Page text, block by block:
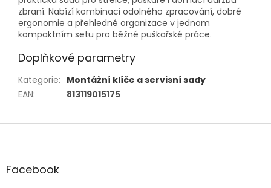
zbraní. Nabízí kombinaci odolného zpracování, dobré
ergonomie a přehledné organizace v jednom
kompaktním setu pro běžné puškařské práce.
Doplňkové parametry
Kategorie: Montážní klíče a servisní sady
EAN: 813119015175
Z
aFacebook